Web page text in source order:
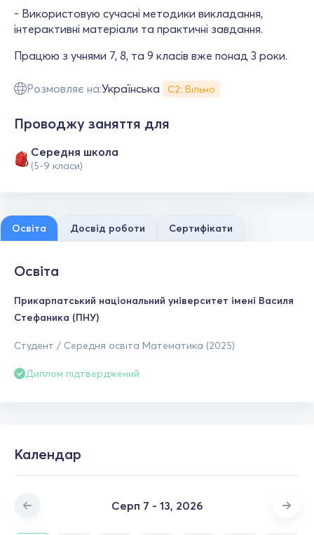
- Використовую сучасні методики викладання,
інтерактивні матеріали та практичні завдання.
Працюю з учнями 7, 8, та 9 класів вже понад 3 роки.
Розмовляє на:Українська С2: Вільно
Проводжу заняття для
Середня школа
(5-9 класи)
Освіта Досвід роботи Сертифікати
Освіта
Прикарпатський національний університет імені Василя
Стефаника (ПНУ)
Студент / Середня освіта Математика (2025)
Диплом підтверджений
Календар
Серп 7 - 13, 2026